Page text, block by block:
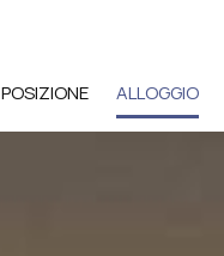
POSIZIONE ALLOGGIO